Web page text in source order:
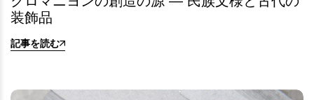
装飾品
記事を読む